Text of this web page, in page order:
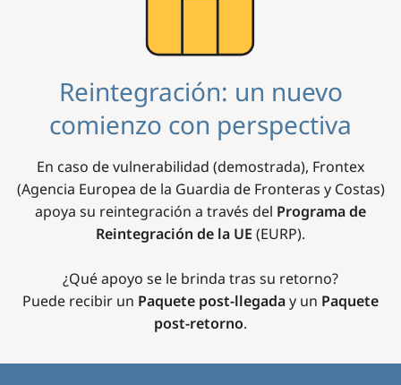
Reintegración: un nuevo
comienzo con perspectiva
En caso de vulnerabilidad (demostrada), Frontex
(Agencia Europea de la Guardia de Fronteras y Costas)
apoya su reintegración a través del Programa de
Reintegración de la UE (EURP).
¿Qué apoyo se le brinda tras su retorno?
Puede recibir un Paquete post-llegaday un Paquete
post-retorno.